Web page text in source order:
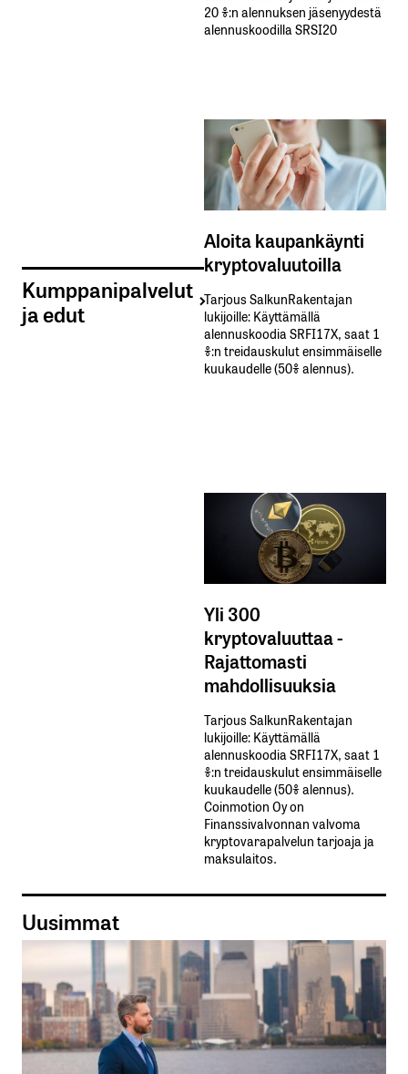
Kumppanipalvelut
ja edut
20 %:n alennuksen jäsenyydestä
alennuskoodilla SRSI20
Aloita kaupankäynti
kryptovaluutoilla
Tarjous SalkunRakentajan
lukijoille: Käyttämällä​ ​
alennuskoodia​ ​SRFI17X,​ ​saat​ ​1
%:n treidauskulut​ ​ensimmäiselle​ ​
kuukaudelle​ ​(50%​ ​alennus).
Yli 300
kryptovaluuttaa -
Rajattomasti
mahdollisuuksia
Tarjous SalkunRakentajan
lukijoille: Käyttämällä​ ​
alennuskoodia​ ​SRFI17X,​ ​saat​ ​1
%:n treidauskulut​ ​ensimmäiselle​ ​
kuukaudelle​ ​(50%​ ​alennus).
Coinmotion Oy on
Finanssivalvonnan valvoma
kryptovarapalvelun tarjoaja ja
maksulaitos.
Uusimmat